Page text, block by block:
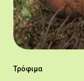
Τρόφιμα